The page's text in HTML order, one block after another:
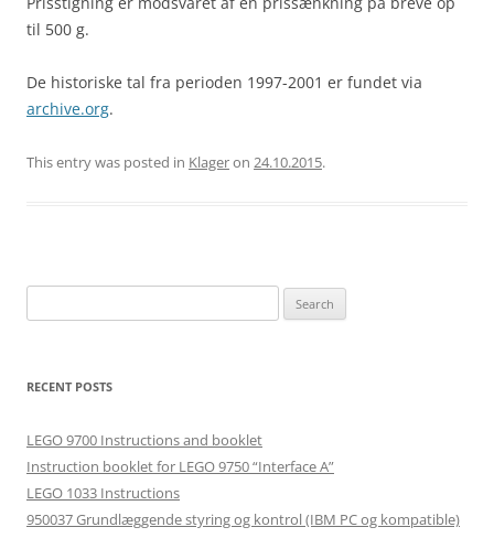
til 500 g.
De historiske tal fra perioden 1997-2001 er fundet via
archive.org.
This entry was posted in Klageron 24.10.2015.
for:
RECENT POSTS
LEGO 9700 Instructions and booklet
Instruction booklet for LEGO 9750 “Interface A”
LEGO 1033 Instructions
950037 Grundlæggende styring og kontrol (IBM PC og kompatible)